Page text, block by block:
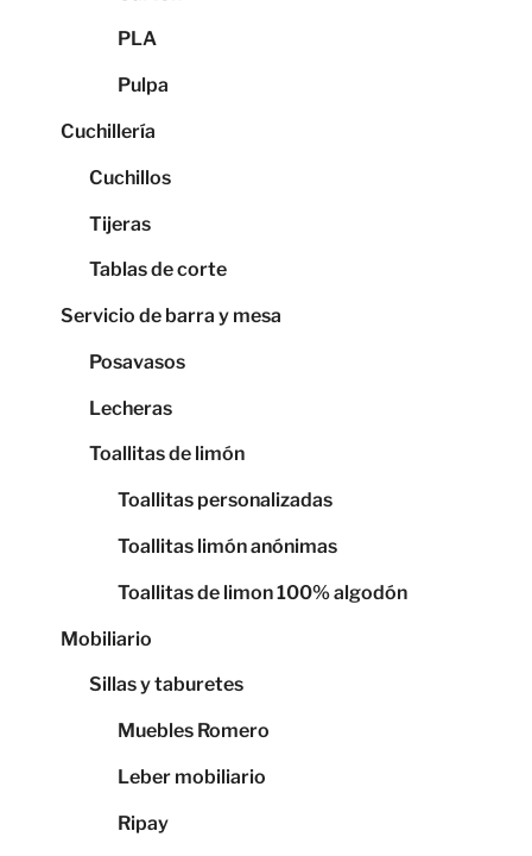
PLA
Pulpa
Cuchillería
Cuchillos
Tijeras
Tablas de corte
Servicio de barra y mesa
Posavasos
Lecheras
Toallitas de limón
Toallitas personalizadas
Toallitas limón anónimas
Toallitas de limon 100% algodón
Mobiliario
Sillas y taburetes
Muebles Romero
Leber mobiliario
Ripay